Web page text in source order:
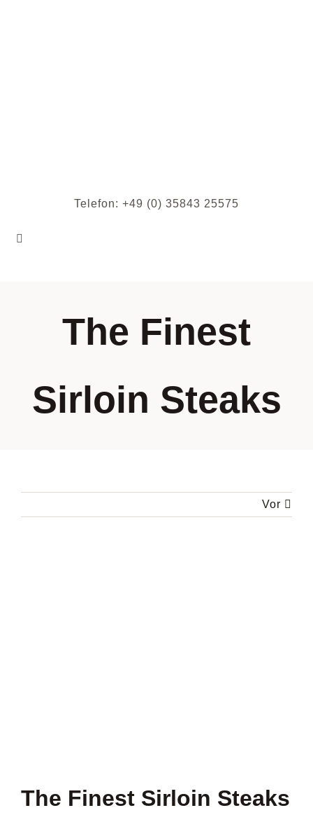
Telefon: +49 (0) 35843 25575
Toggle
UNSERE MISSION
UNSER TEAM
The Finest
Sirloin Steaks
Vor
The Finest Sirloin Steaks